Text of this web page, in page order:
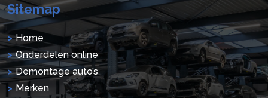
Sitemap
Home
Onderdelen online
Demontage auto’s
Merken